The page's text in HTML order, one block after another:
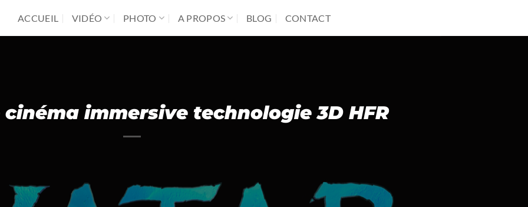
ACCUEIL VIDÉO PHOTO A PROPOS BLOG CONTACT
cinéma immersive technologie 3D HFR